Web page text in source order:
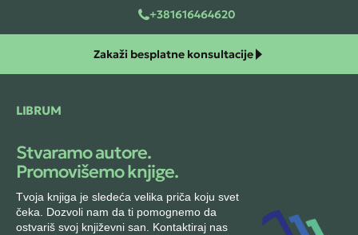
+381616464620
Zakaži besplatne konsultacije
LIBRUM
Stvaramo autore.
Promovišemo knjige.
Tvoja knjiga je sledeća velika priča koju svet
čeka. Dozvoli nam da ti pomognemo da
ostvariš svoj književni san. Kontaktiraj nas